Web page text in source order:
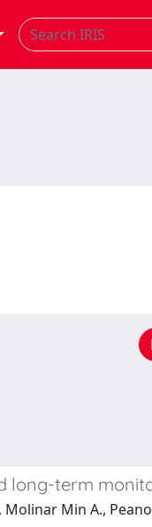
long-term
Min A., Peano